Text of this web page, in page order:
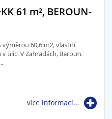
61 m², BEROUN-
60,6 m2, vlastní
ulici V Zahradách, Beroun.
více informací...